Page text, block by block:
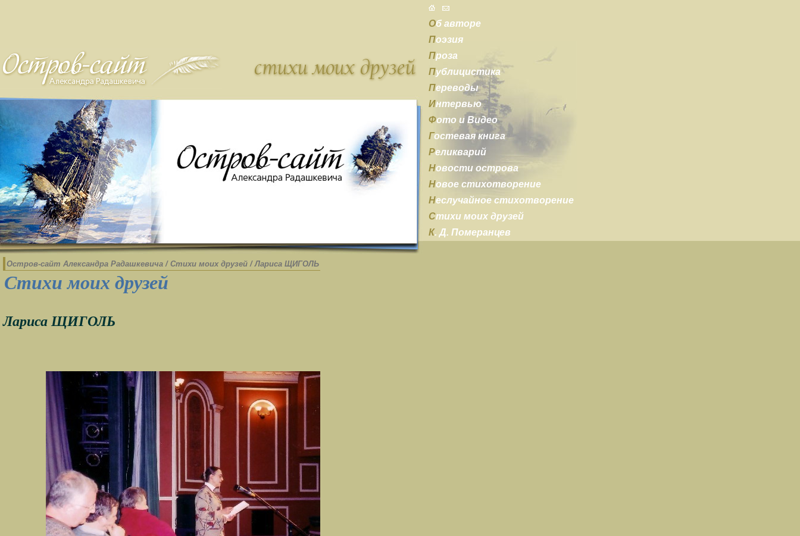
Об авторе
Поэзия
Проза
Публицистика
Переводы
Интервью
Фото и Видео
Гостевая книга
Реликварий
Новости острова
Новое стихотворение
Неслучайное стихотворение
Стихи моих друзей
К. Д. Померанцев
Остров-cайт Александра Радашкевича / Стихи моих друзей / Лариса ЩИГОЛЬ
Стихи моих друзей
Лариса ЩИГОЛЬ